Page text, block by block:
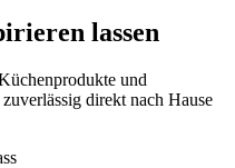
lassen
und
direkt nach Hause